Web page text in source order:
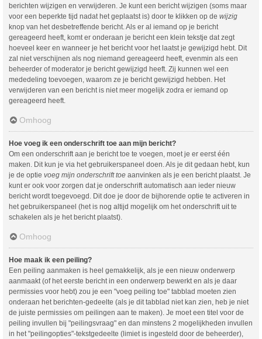
berichten wijzigen en verwijderen. Je kunt een bericht wijzigen (soms maar
voor een beperkte tijd nadat het geplaatst is) door te klikken op de wijzig
knop van het desbetreffende bericht. Als er al iemand op je bericht
gereageerd heeft, komt er onderaan je bericht een klein tekstje dat zegt
hoeveel keer en wanneer je het bericht voor het laatst je gewijzigd hebt. Dit
zal niet verschijnen als nog niemand gereageerd heeft, evenmin als een
beheerder of moderator je bericht gewijzigd heeft. Zij kunnen wel een
mededeling toevoegen, waarom ze je bericht gewijzigd hebben. Het
verwijderen van een bericht is niet meer mogelijk zodra er iemand op
gereageerd heeft.
Omhoog
Hoe voeg ik een onderschrift toe aan mijn bericht?
Om een onderschrift aan je bericht toe te voegen, moet je er eerst één
maken. Dit kun je via het gebruikerspaneel doen. Als je dit gedaan hebt, kun
je de optie voeg mijn onderschrift toe aanvinken als je een bericht plaatst. Je
kunt er ook voor zorgen dat je onderschrift automatisch aan ieder nieuw
bericht wordt toegevoegd. Dit doe je door de bijhorende optie te activeren in
het gebruikerspaneel (het is nog altijd mogelijk om het onderschrift uit te
schakelen als je het bericht plaatst).
Omhoog
Hoe maak ik een peiling?
Een peiling aanmaken is heel gemakkelijk, als je een nieuw onderwerp
aanmaakt (of het eerste bericht in een onderwerp bewerkt en als je daar
permissies voor hebt) zou je een "voeg peiling toe" tabblad moeten zien
onderaan het berichten-gedeelte (als je dit tabblad niet kan zien, heb je niet
de juiste permissies om peilingen aan te maken). Je moet een titel voor de
peiling invullen bij "peilingsvraag" en dan minstens 2 mogelijkheden invullen
in het "peilingopties"-tekstgedeelte (limiet is ingesteld door de beheerder),